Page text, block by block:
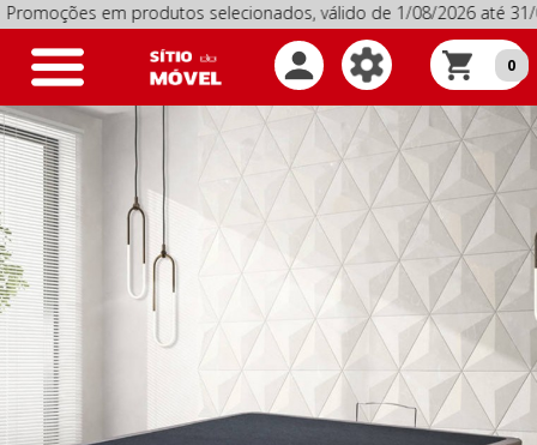
em produtos selecionados, válido de 1/08/2026 até 31/08/
Toggle
navigation 0